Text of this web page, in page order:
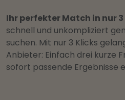
Ihr perfekter Match in nur 3
schnell und unkompliziert
suchen. Mit nur 3 Klicks
Anbieter: Einfach drei kurze
sofort passende Ergebnisse